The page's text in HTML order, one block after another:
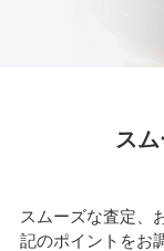
ス
スムーズな査定、
記のポイントをお